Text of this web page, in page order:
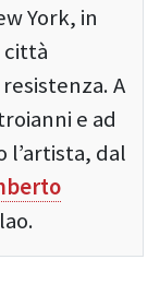
York, in
città
A
e ad
l’artista, dal